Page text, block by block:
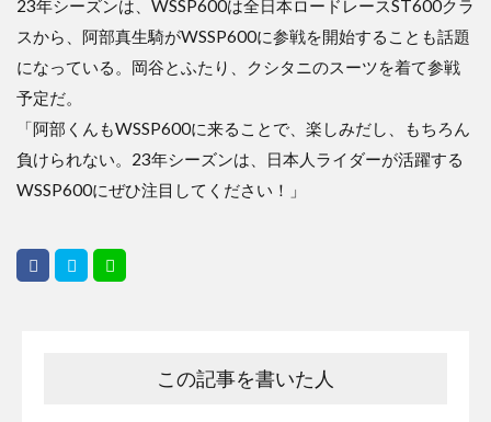
23年シーズンは、WSSP600は全日本ロードレースST600クラ
スから、阿部真生騎がWSSP600に参戦を開始することも話題
になっている。岡谷とふたり、クシタニのスーツを着て参戦
予定だ。
「阿部くんもWSSP600に来ることで、楽しみだし、もちろん
負けられない。23年シーズンは、日本人ライダーが活躍する
WSSP600にぜひ注目してください！」
この記事を書いた人